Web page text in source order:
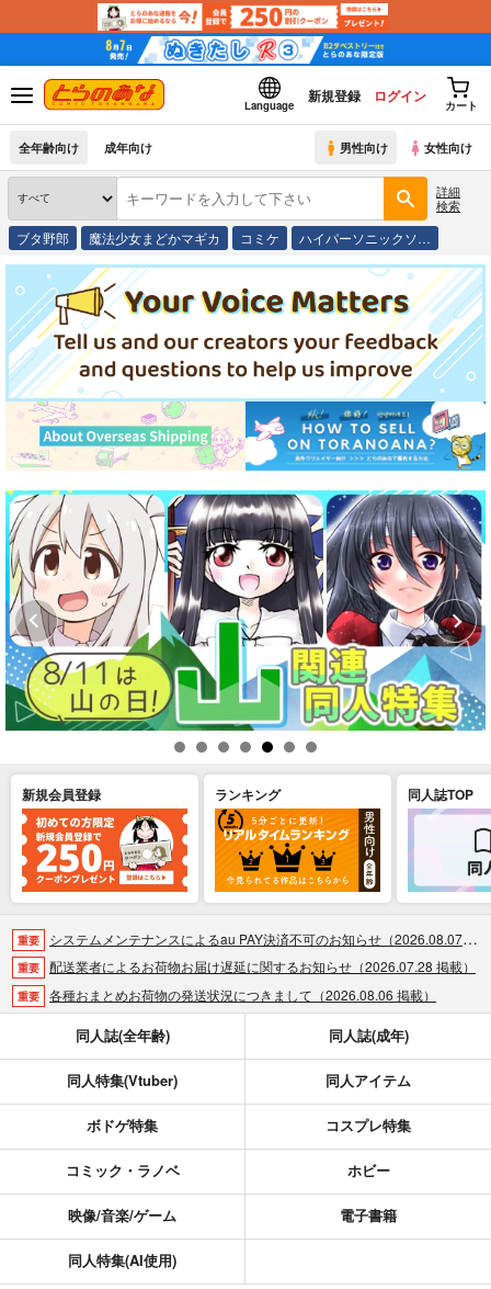
Language
新規登録 ログイン
カート
全年齢向け 成年向け 男性向け 女性向け
詳細
検索
ブタ野郎 魔法少女まどかマギカ コミケ ハイパーソニックソ…
新規会員登録 ランキング 同人誌TOP
重要 システムメンテナンスによるau PAY決済不可のお知らせ（2026.08.07 掲載）
重要 配送業者によるお荷物お届け遅延に関するお知らせ（2026.07.28 掲載）
重要 各種おまとめお荷物の発送状況につきまして（2026.08.06 掲載）
おまとめサイクル「定期便(月2)」一般会員様の利用再開のお知らせ（2026.02.05 掲載）
重要 「とらのあな×駿河屋日本橋乙女同人誌館」通販店頭受取サービス開始のお知らせ（2026.01.05 更新｜2025.12.30 掲載）
【2025/12/1より】「通販ポイント⇒とらコイン変換キャンペーン」終了のお知らせ（2025.11.21 掲載）
個人情報保護方針の改定について（2025.09.19 更新｜2025.08.01 掲載）
重要 ポイント付与・管理体制改定のお知らせ（2024.11.20 掲載）
全てのお知らせを見る
同人誌(全年齢) 同人誌(成年)
同人特集(Vtuber) 同人アイテム
ボドゲ特集 コスプレ特集
コミック・ラノベ ホビー
映像/音楽/ゲーム 電子書籍
同人特集(AI使用)